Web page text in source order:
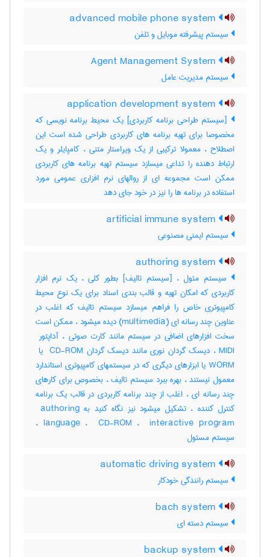
سیستم پیشرفته موبایل و تلفن
سیستم مدیریت عامل
[سیستم طراحی برنامه کاربردی] یک محیط برنامه نویسی که
مخصوصا برای تهیه برنامه های کاربردی طراحی شده است این
اصطلاح ، معمولا ترکیبی از یک ویراستار متنی ، کامپایلر و یک
ارتباط دهنده را تداعی میسازد سیستم تهیه برنامه های کاربردی
ممکن است مجموعه ای از روالهای نرم افزاری عمومی مورد
استفاده در برنامه ها را نیز در خود جای دهد
سیستم ایمنی مصنوعی
سیستم مئول ، [سیستم تالیف] بطور کلی ، یک نرم افزار
کاربردی که امکان تهیه و قالب بندی اسناد برای یک نوع محیط
کامپیوتری خاص را فراهم میسازد سیستم تالیف که اغلب در
عناوین چند رسانه ای (‎multimedia) دیده میشود ، ممکن است
WORM یا ابزارهای دیگری که در سیستمهای کامپیوتری استاندارد
معمول نیستند ، بهره ببرد سیستم تالیف ، بخصوص برای کارهای
چند رسانه ای ، اغلب از چند برنامه کاربردی در قالب یک برنامه
کنترل کننده ، تشکیل میشود نیز نگاه کنید به ‎ authoring
language ، ‎ CD-ROM ، ‎ interactive program ،
سیستم مسئول
سیستم رانندگی خودکار
سیستم دسته ای